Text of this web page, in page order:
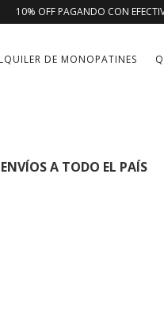
10% OFF PAGANDO CON
DE MONOPATINES
ENVÍOS A TODO EL PAÍS